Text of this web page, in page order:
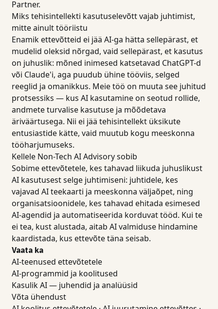
Partner.
Miks tehisintellekti kasutuselevõtt vajab juhtimist,
mitte ainult tööriistu
Enamik ettevõtteid ei jää AI-ga hätta sellepärast, et
mudelid oleksid nõrgad, vaid sellepärast, et kasutus
on juhuslik: mõned inimesed katsetavad ChatGPT-d
või Claude'i, aga puudub ühine tööviis, selged
reeglid ja omanikkus. Meie töö on muuta see juhitud
protsessiks — kus AI kasutamine on seotud rollide,
andmete turvalise kasutuse ja mõõdetava
äriväärtusega. Nii ei jää tehisintellekt üksikute
entusiastide kätte, vaid muutub kogu meeskonna
tööharjumuseks.
Kellele Non-Tech AI Advisory sobib
Sobime ettevõtetele, kes tahavad liikuda juhuslikust
AI kasutusest selge juhtimiseni: juhtidele, kes
vajavad AI teekaarti ja meeskonna väljaõpet, ning
organisatsioonidele, kes tahavad ehitada esimesed
AI-agendid ja automatiseerida korduvat tööd. Kui te
ei tea, kust alustada, aitab AI valmiduse hindamine
kaardistada, kus ettevõte täna seisab.
Vaata ka
AI-teenused ettevõtetele
AI-programmid ja koolitused
Kasulik AI — juhendid ja analüüsid
Võta ühendust